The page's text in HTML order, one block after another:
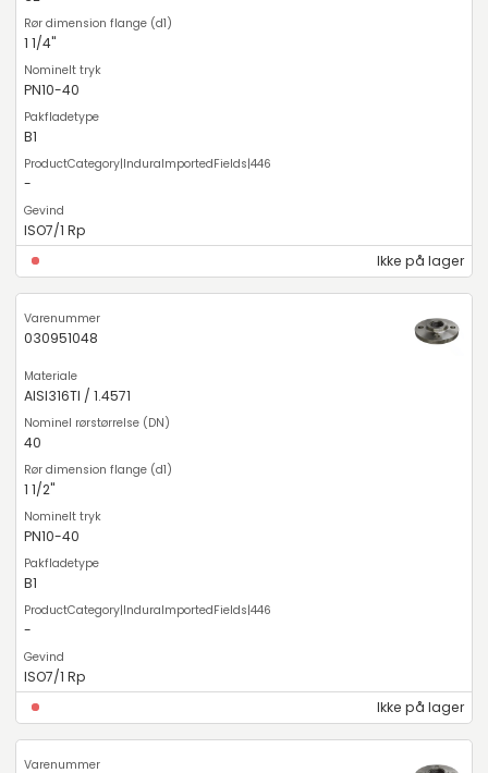
1 1/4"
PN10-40
B1
-
ISO7/1 Rp
Ikke på lager
030951048
AISI316TI / 1.4571
40
1 1/2"
PN10-40
B1
-
ISO7/1 Rp
Ikke på lager